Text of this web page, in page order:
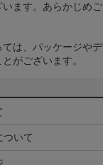
ます。あらかじめご
は、パッケージや
がございます。
ついて